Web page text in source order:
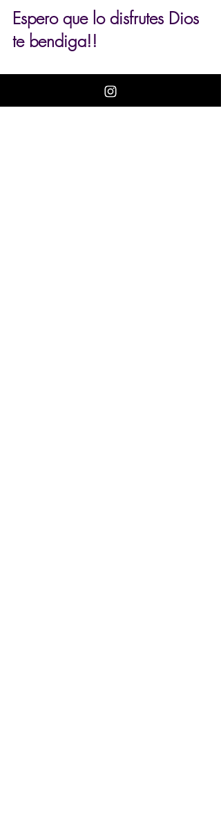
Espero que lo disfrutes Dios
te bendiga!!